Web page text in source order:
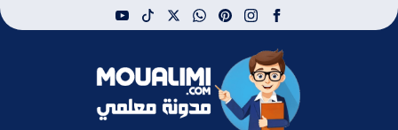
facebook
instagram
pinterest
whatsapp
x
tiktok
youtube
مدونة معلمي